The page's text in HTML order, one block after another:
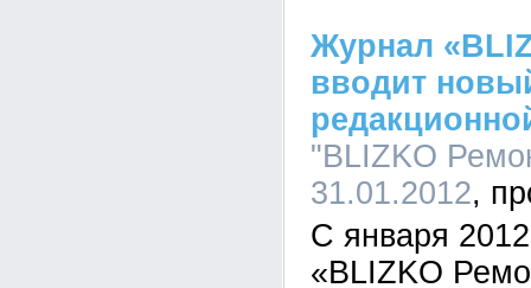
Журнал
вводит
"BLIZKO
31.01.2012
С января
«BLIZKO